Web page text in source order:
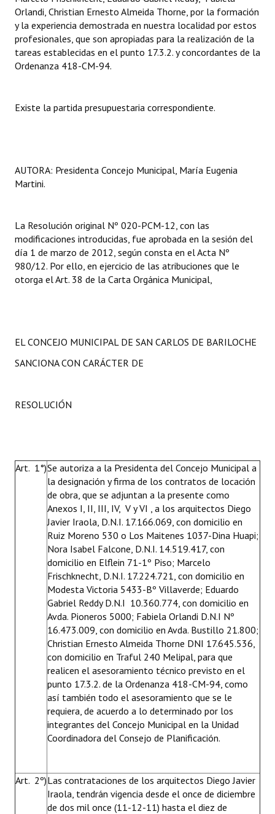
Orlandi, Christian Ernesto Almeida Thorne, por la formación
y la experiencia demostrada en nuestra localidad por estos
profesionales, que son apropiadas para la realización de la
tareas establecidas en el punto 17.3.2. y concordantes de la
Ordenanza 418-CM-94.
Existe la partida presupuestaria correspondiente.
AUTORA: Presidenta Concejo Municipal, María Eugenia
Martini.
La Resolución original Nº 020-PCM-12, con las
modificaciones introducidas, fue aprobada en la sesión del
día 1 de marzo de 2012, según consta en el Acta Nº
980/12. Por ello, en ejercicio de las atribuciones que le
otorga el Art. 38 de la Carta Orgánica Municipal,
EL CONCEJO MUNICIPAL DE SAN CARLOS DE BARILOCHE
SANCIONA CON CARÁCTER DE
RESOLUCIÓN
Art. 1°)Se autoriza a la Presidenta del Concejo Municipal a
la designación y firma de los contratos de locación
de obra, que se adjuntan a la presente como
Anexos I, II, III, IV, V y VI , a los arquitectos Diego
Javier Iraola, D.N.I. 17.166.069, con domicilio en
Ruiz Moreno 530 o Los Maitenes 1037-Dina Huapi;
Nora Isabel Falcone, D.N.I. 14.519.417, con
domicilio en Elflein 71-1º Piso; Marcelo
Frischknecht, D.N.I. 17.224.721, con domicilio en
Modesta Victoria 5433-Bº Villaverde; Eduardo
Gabriel Reddy D.N.I 10.360.774, con domicilio en
Avda. Pioneros 5000; Fabiela Orlandi D.N.I Nº
16.473.009, con domicilio en Avda. Bustillo 21.800;
Christian Ernesto Almeida Thorne DNI 17.645.536,
con domicilio en Traful 240 Melipal, para que
realicen el asesoramiento técnico previsto en el
punto 17.3.2. de la Ordenanza 418-CM-94, como
así también todo el asesoramiento que se le
requiera, de acuerdo a lo determinado por los
integrantes del Concejo Municipal en la Unidad
Coordinadora del Consejo de Planificación.
Art. 2º)Las contrataciones de los arquitectos Diego Javier
Iraola, tendrán vigencia desde el once de diciembre
de dos mil once (11-12-11) hasta el diez de